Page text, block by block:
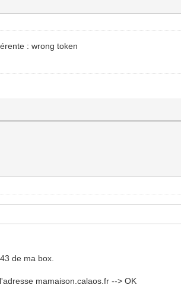
: wrong token
de ma box.
mamaison.calaos.fr --> OK